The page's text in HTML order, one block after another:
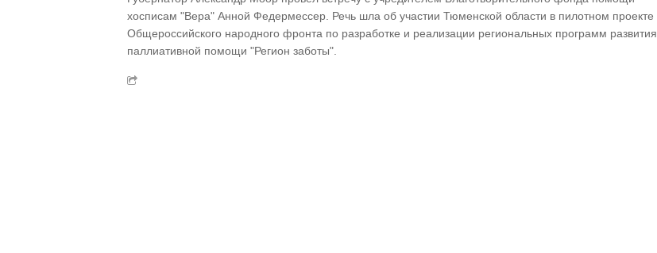
хосписам "Вера" Анной Федермессер. Речь шла об участии Тюменской области в пилотном проекте
Общероссийского народного фронта по разработке и реализации региональных программ развития
паллиативной помощи "Регион заботы".